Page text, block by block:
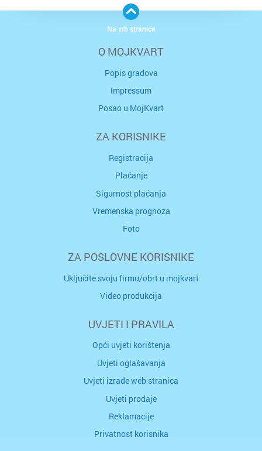
O MOJKVART
Popis gradova
Impressum
Posao u MojKvart
ZA KORISNIKE
Registracija
Plaćanje
Sigurnost plaćanja
Vremenska prognoza
Foto
ZA POSLOVNE KORISNIKE
Uključite svoju firmu/obrt u mojkvart
Video produkcija
UVJETI I PRAVILA
Opći uvjeti korištenja
Uvjeti oglašavanja
Uvjeti izrade web stranica
Uvjeti prodaje
Reklamacije
Privatnost korisnika
Na vrh stranice